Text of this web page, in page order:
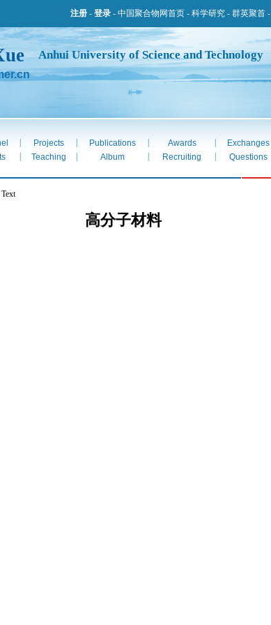
注册 - 登录 - 中国聚合物网首页 - 科学研究 - 群英聚首 -
Anhui University of Science and Technology
Projects Publications Awards Exchanges
Teaching Album Recruiting Questions
高分子材料